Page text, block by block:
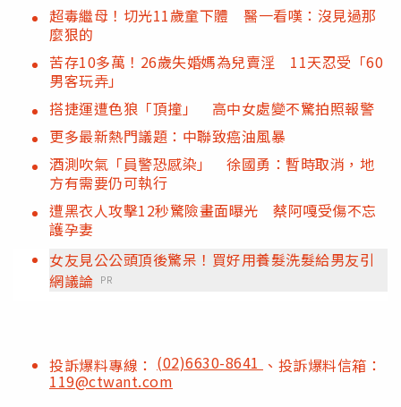
超毒繼母！切光11歲童下體 醫一看嘆：沒見過那
麼狠的
苦存10多萬！26歲失婚媽為兒賣淫 11天忍受「60
男客玩弄」
搭捷運遭色狼「頂撞」 高中女處變不驚拍照報警
更多最新熱門議題：中聯致癌油風暴
酒測吹氣「員警恐感染」 徐國勇：暫時取消，地
方有需要仍可執行
遭黑衣人攻擊12秒驚險畫面曝光 蔡阿嘎受傷不忘
護孕妻
女友見公公頭頂後驚呆！買好用養髮洗髮給男友引
網議論 PR
投訴爆料專線： (02)6630-8641 、投訴爆料信箱：
119@ctwant.com